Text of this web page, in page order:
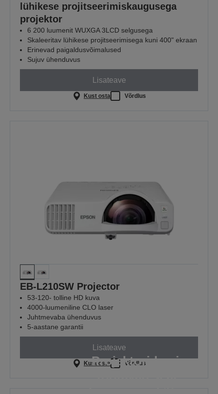
lühikese projitseerimiskaugusega
projektor
6 200 luumenit WUXGA 3LCD selgusega
Skaleeritav lühikese projitseerimisega kuni 400" ekraan
Erinevad paigaldusvõimalused
Sujuv ühenduvus
Lisateave
Kust osta Võrdlus
EB-L210SW Projector
53-120- tolline HD kuva
4000-luumeniline CLO laser
Juhtmevaba ühenduvus
5-aastane garantii
Lisateave
Kust osta Võrdlus
Projektorid, mis